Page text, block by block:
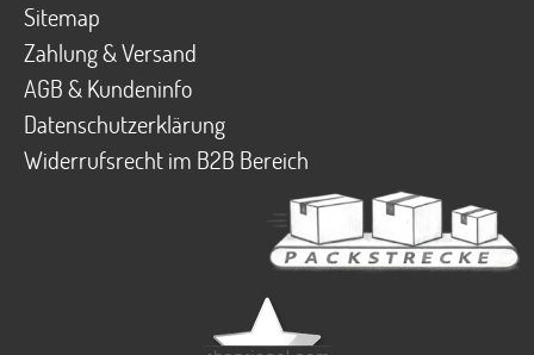
Sitemap
Zahlung & Versand
AGB & Kundeninfo
Datenschutzerklärung
Widerrufsrecht im B2B Bereich